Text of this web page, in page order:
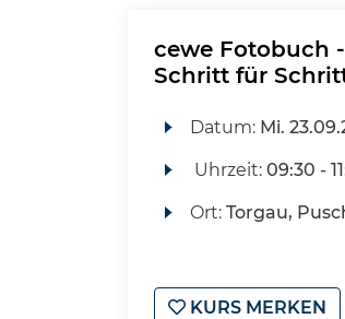
cewe Fotobuch
Schritt für
Datum: Mi.
Uhrzeit: 09:30 -
Ort: Torgau,
KURS MERKEN